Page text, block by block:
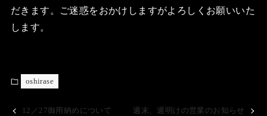
だきます。ご迷惑をおかけしますがよろしくお願いいた
します。
oshirase
12／27御用納めについて 週末、週明けの営業のお知らせ